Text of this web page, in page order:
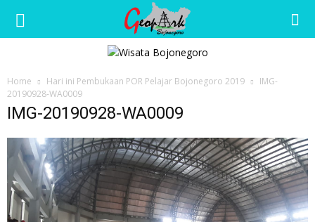
Wisata
Bojonegoro
Home Hari ini Pembukaan POR Pelajar Bojonegoro 2019
IMG-
20190928-WA0009
IMG-20190928-WA0009